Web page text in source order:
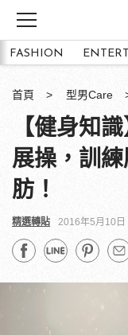
FASHION
首頁 型男Care
【健身知
展操，訓
肪！
精選轉貼 2016年5月10日